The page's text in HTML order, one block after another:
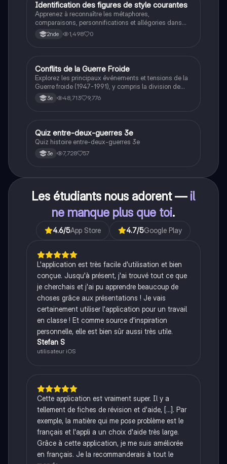
IFrançais
Identification des figures de style courantes
Apprenez à reconnaître les métaphores,
comparaisons, personnifications et allégories dans
des phrases simples.
2nde 1,498 0
Histoire
Conflits de la Guerre Froide
Explorez les principaux événements et tensions de la
Guerre froide (1947-1991), y compris la division de
l'Allemagne, la crise de Cuba, la guerre du Vietnam, et
la course à l'espace. Cette fiche de révision couvre les
historique.
3e 48,713 9,776
QHistoire
Quiz entre-deux-guerres 3e
Quiz histoire entre-deux-guerres 3e
3e 7,728 57
Les étudiants nous adorent — il
ne manque plus que toi.
4.6/5App Store 4.7/5Google Play
L'application est très facile d'utilisation et bien
conçue. Jusqu'à présent, j'ai trouvé tout ce que
je cherchais et j'ai pu apprendre beaucoup de
choses grâce aux présentations ! Je vais
certainement utiliser l'application pour un travail
en classe ! Et comme source d'inspiration
personnelle, elle est bien sûr aussi très utile.
Stefan S
utilisateur iOS
Cette application est vraiment super. Il y a
tellement de fiches de révision et d'aide, [...]. Par
exemple, la matière qui me pose problème est le
français et l'appli a un choix d'aide très large.
Grâce à cette application, je me suis améliorée
en français. Je la recommanderais à tout le